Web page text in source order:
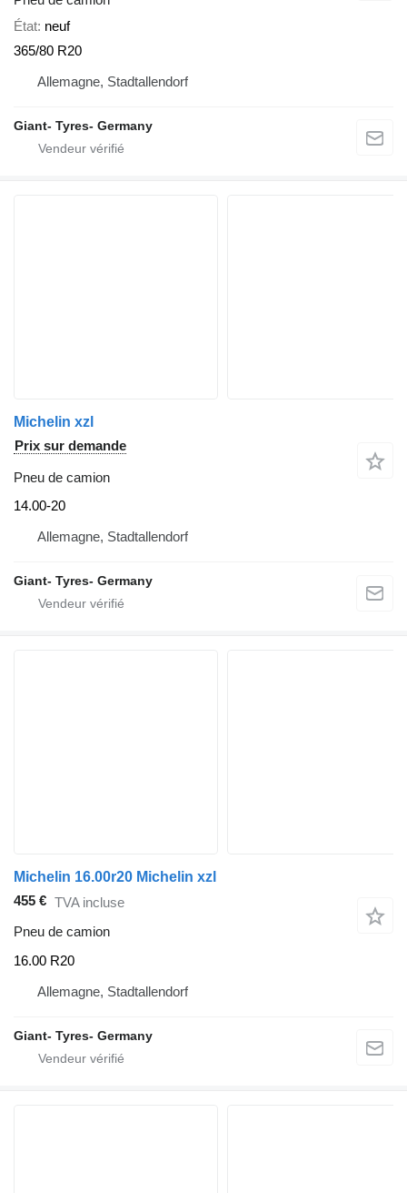
État neuf
365/80 R20
Allemagne, Stadtallendorf
Giant- Tyres- Germany
Michelin xzl
Prix sur demande
Pneu de camion
14.00-20
Allemagne, Stadtallendorf
Giant- Tyres- Germany
Michelin 16.00r20 Michelin xzl
455 € TVA incluse
Pneu de camion
16.00 R20
Allemagne, Stadtallendorf
Giant- Tyres- Germany